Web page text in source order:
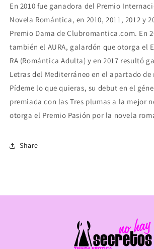
En 2010 fue ganadora del Premio
Novela Romántica, en 2010, 2011, 2012 y
Premio Dama de Clubromantica.com. En
también el AURA, galardón que otorga el
RA (Romántica Adulta) y en 2017 resultó
Letras del Mediterráneo en el apartado
Pídeme lo que quieras, su debut en el
premiada con las Tres plumas a la mejor
otorga el Premio Pasión por la novela
Share